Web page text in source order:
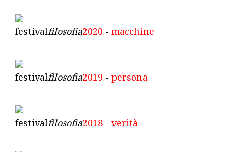
festivalfilosofia2020 - macchine
festivalfilosofia2019 - persona
festivalfilosofia2018 - verità